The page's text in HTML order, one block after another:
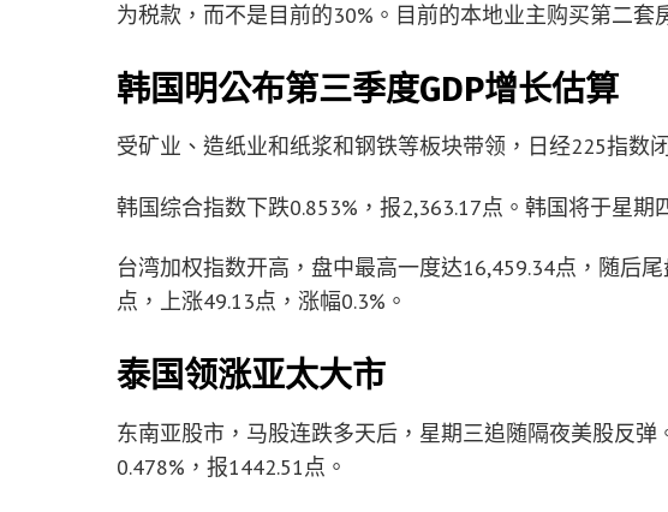
为税款，而不是目前的30%。目前的本地业主购买第二套
韩国明公布第三季度GDP增长估算
受矿业、造纸业和纸浆和钢铁等板块带领，日经225指数
韩国综合指数下跌0.853%，报2,363.17点。韩国将于星期
台湾加权指数开高，盘中最高一度达16,459.34点，随后
点，上涨49.13点，涨幅0.3%。
泰国领涨亚太大市
东南亚股市，马股连跌多天后，星期三追随隔夜美股反
0.478%，报1442.51点。